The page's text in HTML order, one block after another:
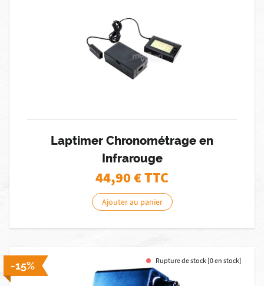
Laptimer Chronométrage en
Infrarouge
44,90€ TTC
Ajouter au panier
-15% Rupture de stock [0 en stock]